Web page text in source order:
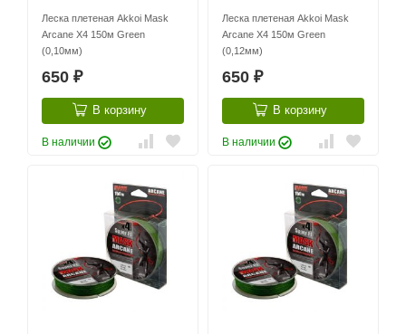
Леска плетеная Akkoi Mask
Arcane X4 150м Green
(0,10мм)
650 ₽
В корзину
В наличии
Леска плетеная Akkoi Mask
Arcane X4 150м Green
(0,12мм)
650 ₽
В корзину
В наличии